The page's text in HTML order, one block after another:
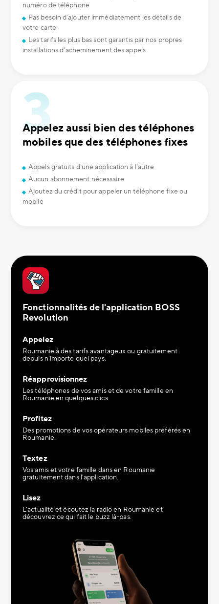
numéro de téléphone
Pas besoin d'ajouter immédiatement les détails de
votre carte
Les tarifs les plus bas sont garantis par nos propres
installations d'acheminement des appels
Appelez aussi bien des téléphones
mobiles que des téléphones fixes
Appels gratuits d'une application à l'autre
Aucun abonnement nécessaire
Ajoutez du crédit pour appeler un téléphone fixe ou
mobile
Fonctionnalités de l'application BOSS
Revolution
Appelez
Roumanie à des tarifs avantageux ou gratuitement
depuis n'importe quel pays.
Réapprovisionnez
Les téléphones de vos amis et de votre famille en
Roumanie en quelques clics.
Profitez
Des promotions de vos opérateurs mobiles préférés en
Roumanie.
Textez
Vos amis et votre famille dans en Roumanie
gratuitement dans l'application.
Lisez
L'actualité et écoutez la radio en Roumanie et
découvrez ce qui fait le buzz là-bas.